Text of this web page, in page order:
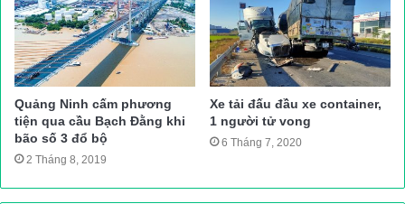
Quảng Ninh cấm phương
tiện qua cầu Bạch Đằng khi
bão số 3 đổ bộ
2 Tháng 8, 2019
Xe tải đấu đầu xe container,
1 người tử vong
6 Tháng 7, 2020